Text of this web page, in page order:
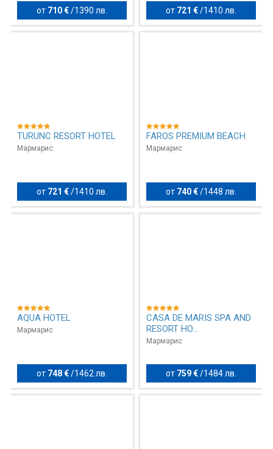
от 710 € / 1390 лв. от 721 €/ 1410 лв.
TURUNC RESORT HOTEL
Мармарис
от 721 € / 1410 лв.
FAROS PREMIUM BEACH
Мармарис
от 740 €/ 1448 лв.
AQUA HOTEL
Мармарис
от 748 € / 1462 лв.
CASA DE MARIS SPA AND
RESORT HO...
Мармарис
от 759 €/ 1484 лв.